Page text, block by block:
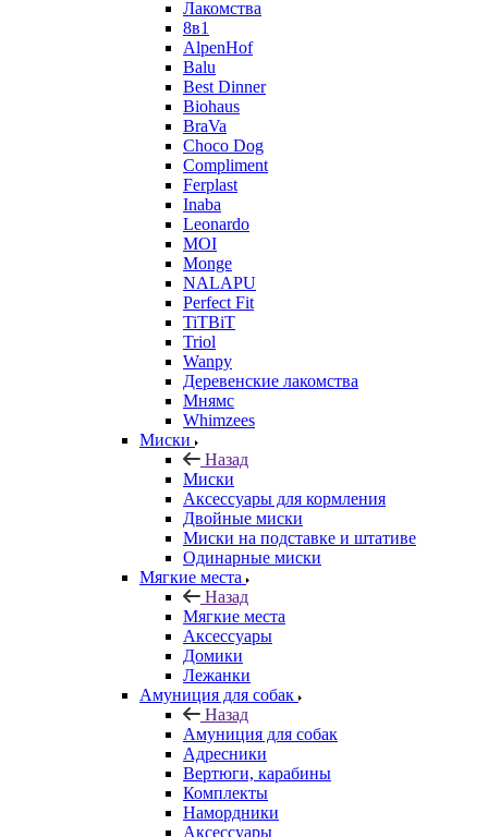
Лакомства
8в1
AlpenHof
Balu
Best Dinner
Biohaus
BraVa
Choco Dog
Compliment
Ferplast
Inaba
Leonardo
MOI
Monge
NALAPU
Perfect Fit
TiTBiT
Triol
Wanpy
Деревенские лакомства
Мнямс
Whimzees
Миски
Назад
Миски
Аксессуары для кормления
Двойные миски
Миски на подставке и штативе
Одинарные миски
Мягкие места
Назад
Мягкие места
Аксессуары
Домики
Лежанки
Амуниция для собак
Назад
Амуниция для собак
Адресники
Вертюги, карабины
Комплекты
Намордники
Аксессуары